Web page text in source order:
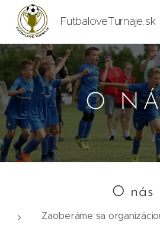
FutbaloveTurnaje.sk
O
O nás
Zaoberáme sa